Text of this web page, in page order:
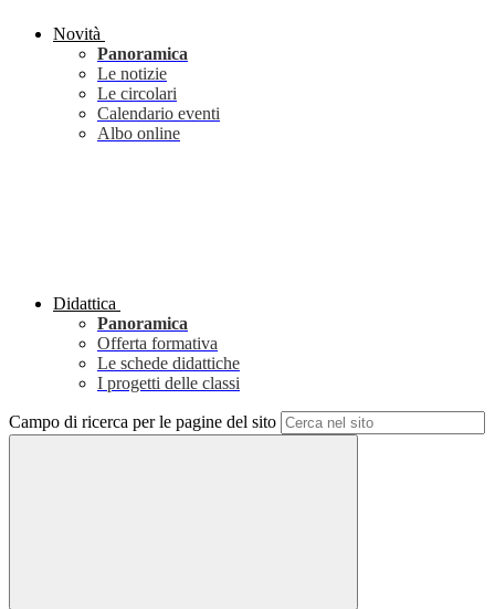
Novità
Panoramica
Le notizie
Le circolari
Calendario eventi
Albo online
Didattica
Panoramica
Offerta formativa
Le schede didattiche
I progetti delle classi
Campo di ricerca per le pagine del sito